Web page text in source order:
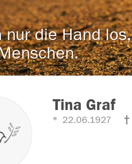
nur die Hand los,
Tina Graf
22.06.1927